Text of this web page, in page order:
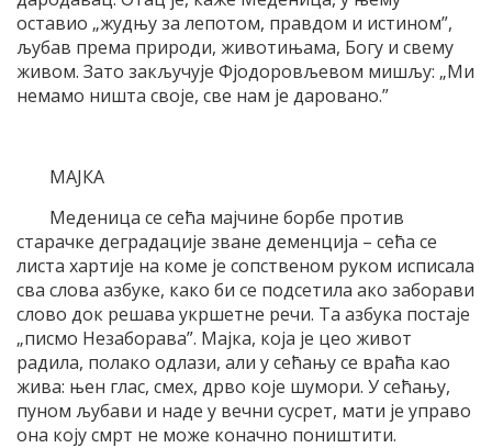
оставио „жудњу за лепотом, правдом и истином”,
љубав према природи, животињама, Богу и свему
живом. Зато закључује Фјодоровљевом мишљу: „Ми
немамо ништа своје, све нам је даровано.”
МАЈКА
Меденица се сећа мајчине борбе против
старачке деградације зване деменција – сећа се
листа хартије на коме је сопственом руком исписала
сва слова азбуке, како би се подсетила ако заборави
слово док решава укршетне речи. Та азбука постаје
„писмо Незаборава”. Мајка, која је цео живот
радила, полако одлази, али у сећању се враћа као
жива: њен глас, смех, дрво које шумори. У сећању,
пуном љубави и наде у вечни сусрет, мати је управо
она коју смрт не може коначно поништити.